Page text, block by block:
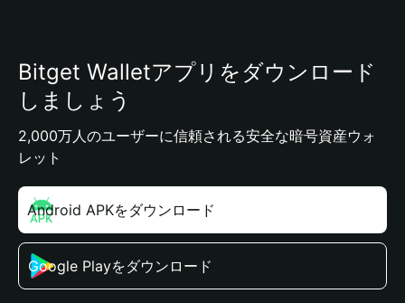
Bitget Walletアプリをダウンロード
しましょう
2,000万人のユーザーに信頼される安全な暗号資産ウォ
レット
Android APKをダウンロード
Google Playをダウンロード